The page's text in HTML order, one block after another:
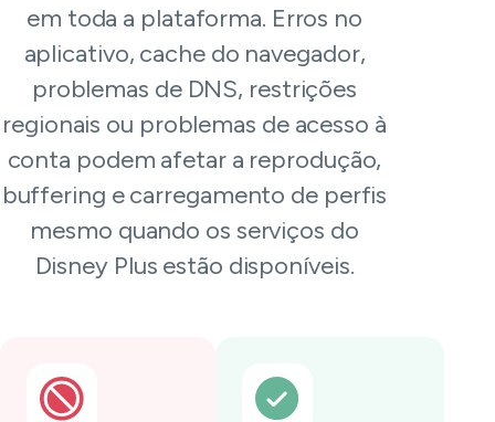
em toda a plataforma. Erros no
aplicativo, cache do navegador,
problemas de DNS, restrições
regionais ou problemas de acesso à
conta podem afetar a reprodução,
buffering e carregamento de perfis
mesmo quando os serviços do
Disney Plus estão disponíveis.